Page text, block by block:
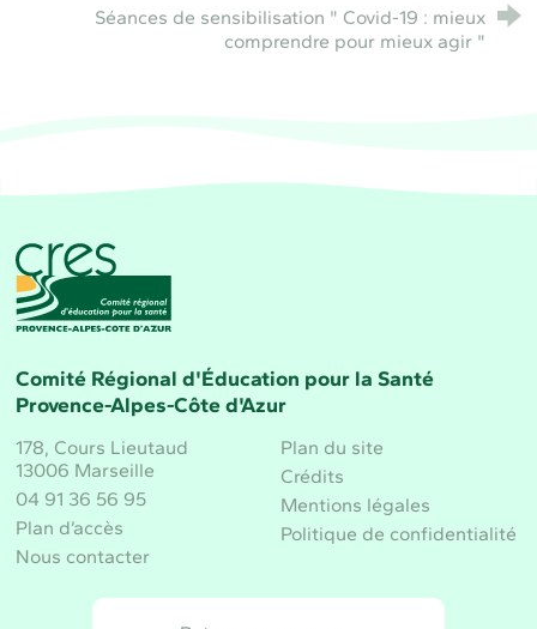
Séances de sensibilisation " Covid-19 : mieux
comprendre pour mieux agir "
CRES Paca - Comité Régional d'Éducation pour la
Comité Régional d'Éducation pour la Santé
Provence-Alpes-Côte d'Azur
178, Cours Lieutaud
13006 Marseille
04 91 36 56 95
Plan d’accès
Nous contacter
Plan du site
Crédits
Mentions légales
Politique de confidentialité